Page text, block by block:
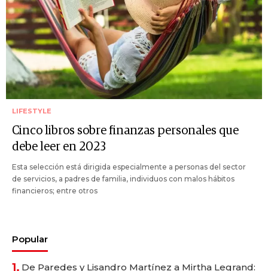
LIFESTYLE
Cinco libros sobre finanzas personales que
debe leer en 2023
Esta selección está dirigida especialmente a personas del sector
de servicios, a padres de familia, individuos con malos hábitos
financieros; entre otros
Popular
1. De Paredes y Lisandro Martínez a Mirtha Legrand: